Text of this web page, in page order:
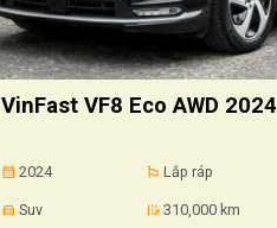
VinFast VF8 Eco AWD 2024
calendar_month 2024 emoji_flags Lắp ráp
directions_car Suv edit_road 310,000 km